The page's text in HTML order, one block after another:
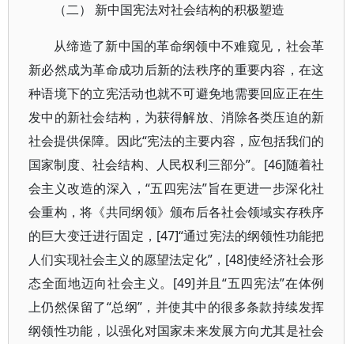
（二） 新中国宪法对社会结构的积极塑造
从缔造了新中国的革命纲领中不难窥见，社会革
新必然成为革命成功后新的法秩序的重要内容，在这
种语境下的立宪活动也就不可避免地需要回应正在生
发中的新社会结构，为获得解放、消除各类压迫的新
社会提供保障。因此“宪法的主要内容，应包括我们的
国家制度、社会结构、人民权利三部分”。[46]随着社
会主义改造的深入，“五四宪法”旨在更进一步深化社
会重构，将《共同纲领》颁布后各社会领域实存秩序
的巨大变迁进行固定，[47]“通过宪法的纲领性功能把
人们实现社会主义的愿望法定化”，[48]使经济社会形
态全面地迈向社会主义。[49]并且“五四宪法”在体例
上仍然保留了“总纲”，并使其中的很多条款持续发挥
纲领性功能，以强化对国家未来发展方向尤其是社会